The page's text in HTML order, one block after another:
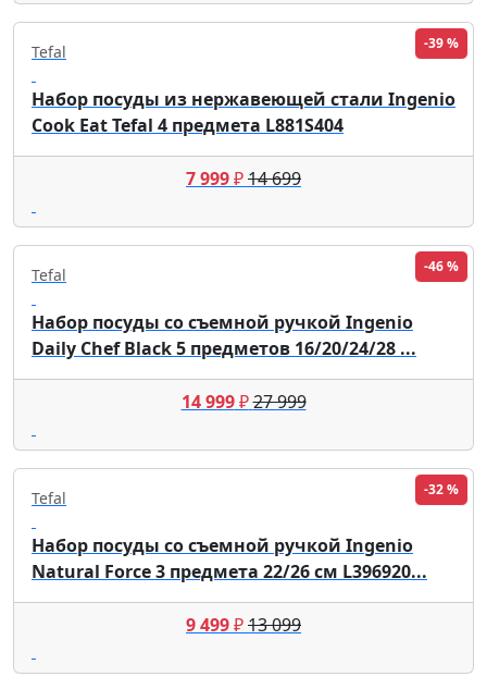
-39 %
Tefal
Набор посуды из нержавеющей стали Ingenio
Cook Eat Tefal 4 предмета L881S404
7 999₽14 699
-46 %
Tefal
Набор посуды со съемной ручкой Ingenio
Daily Chef Black 5 предметов 16/20/24/28 ...
14 999₽27 999
-32 %
Tefal
Набор посуды со съемной ручкой Ingenio
Natural Force 3 предмета 22/26 см L396920...
9 499₽13 099